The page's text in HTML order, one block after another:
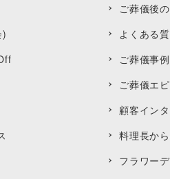
ご葬儀後
よくある
ご葬儀事例
ご葬儀エ
顧客イン
料理長か
フラワー